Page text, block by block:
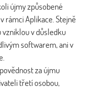
újmy způsobené
rámci Aplikace. Stejně
vzniklou v důsledku
softwarem, ani v
za újmu
třetí osobou,